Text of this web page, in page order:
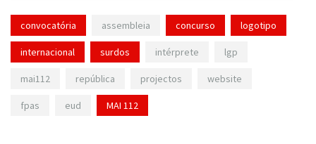
convocatória assembleia concurso logotipo
internacional surdos intérprete lgp
mai112 república projectos website
fpas eud MAI 112